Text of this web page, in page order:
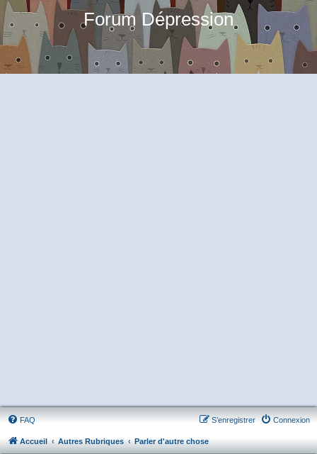
Forum Dépression
FAQ Connexion
S’enregistrer
Accueil Autres Rubriques Parler d'autre chose